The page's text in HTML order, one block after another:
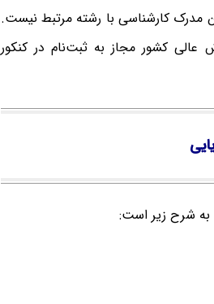
مدرک کارشناسی با رشته مرتبط نیست.
عالی کشور مجاز به ثبت‌نام در کنکور